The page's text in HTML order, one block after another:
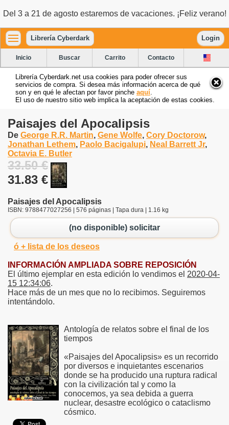
Del 3 a 21 de agosto estaremos de vacaciones. ¡Feliz verano!
Librería Cyberdark Login
Inicio Buscar Carrito Contacto
Librería Cyberdark.net usa cookies para poder ofrecer sus
servicios de compra. Si desea más información acerca de qué
son y en qué le afectan por favor pinche aquí
El uso de nuestro sitio web implica la aceptación de estas cookies.
Paisajes del Apocalipsis
De George R.R. Martin, Gene Wolfe, Cory Doctorow,
Jonathan Lethem, Paolo Bacigalupi, Neal Barrett Jr,
Octavia E. Butler
33.50 €
31.83 €
Paisajes del Apocalipsis
ISBN: 9788477027256 | 576 páginas | Tapa dura | 1.16 kg
(no disponible) solicitar
ó + lista de los deseos
INFORMACIÓN AMPLIADA SOBRE REPOSICIÓN
El último ejemplar en esta edición lo vendimos el 2020-04-
15 12:34:06.
Hace más de un mes que no lo recibimos. Seguiremos
intentándolo.
Antología de relatos sobre el final de los
tiempos
«Paisajes del Apocalipsis» es un recorrido
por diversos e inquietantes escenarios
donde se ha producido una ruptura radical
con la civilización tal y como la
conocemos, ya sea debida a guerra
nuclear, desastre ecológico o cataclismo
cósmico.